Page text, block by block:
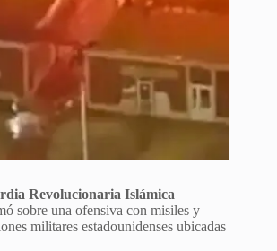
Revolucionaria Islámica
sobre una ofensiva con misiles y
militares estadounidenses ubicadas